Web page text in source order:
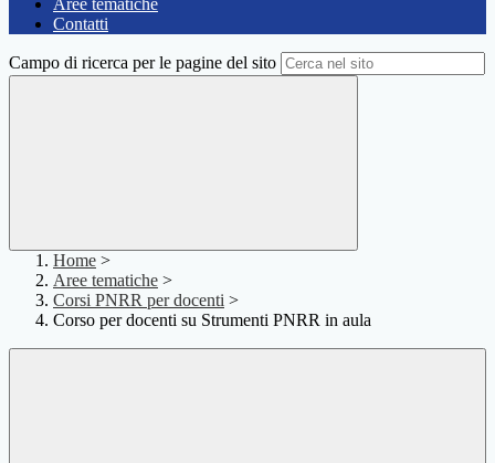
Aree tematiche
Contatti
Campo di ricerca per le pagine del sito
Home >
Aree tematiche >
Corsi PNRR per docenti >
Corso per docenti su Strumenti PNRR in aula